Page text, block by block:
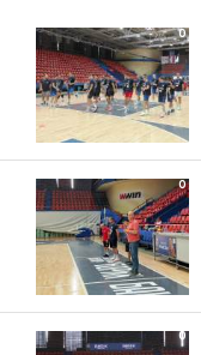
0
0
0